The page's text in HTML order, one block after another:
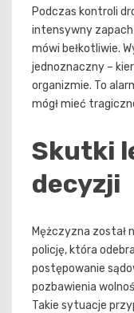
Podczas kontroli
intensywny
mówi bełkotliwie.
jednoznaczny –
organizmie. To
mógł mieć
Skutki
decyzji
Mężczyzna
policję, która
postępowanie
pozbawienia
Takie sytuacje